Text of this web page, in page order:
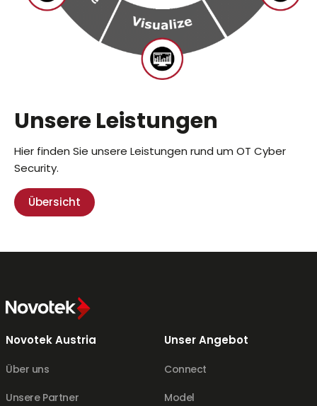
Unsere Leistungen
Hier finden Sie unsere Leistungen rund um OT Cyber
Security.
Übersicht
Novotek Austria
Über uns
Unsere Partner
Unser Angebot
Connect
Model